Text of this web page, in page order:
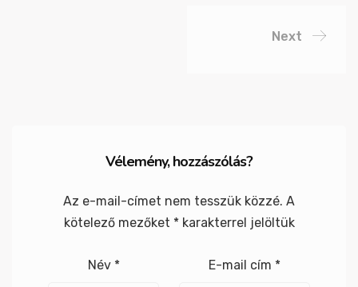
Next
Vélemény, hozzászólás?
Az e-mail-címet nem tesszük közzé. A
kötelező mezőket *karakterrel jelöltük
Név * E-mail cím *